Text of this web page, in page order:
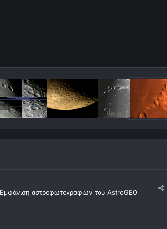
Εμφάνιση αστροφωτογραφιών του AstroGEO